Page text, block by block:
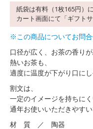
紙袋は有料（1枚165円）
カート画面にて「ギフト
※この商品についてお問合
口径が広く、お茶の香り
熱いお茶も、
適度に温度が下がり口にし
割文は、
一定のイメージを持ちに
通年お使いいただきやすい
材 質 ／ 陶器